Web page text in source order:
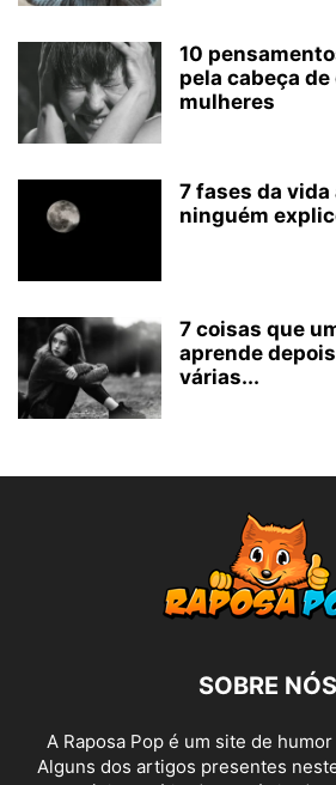
10
pela cabeça
mulheres
7 fases da
ninguém
7 coisas que
aprende
várias...
SOBRE NÓS
A Raposa Pop é um site de
Alguns dos artigos presentes